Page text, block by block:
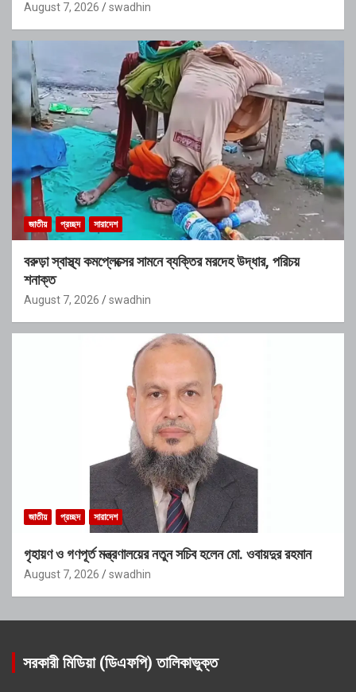
August 7, 2026 swadhin
জাতীয় প্রচ্ছদ সারাদেশ
বরুড়া স্বাস্থ্য কমপ্লেক্সের সামনে ব্যক্তির মরদেহ উদ্ধার, পরিচয়
শনাক্ত
August 7, 2026 swadhin
জাতীয় প্রচ্ছদ সারাদেশ
গৃহায়ণ ও গণপূর্ত মন্ত্রণালয়ের নতুন সচিব হলেন মো. ওবায়দুর রহমান
August 7, 2026 swadhin
সরকারী মিডিয়া (ডিএফপি) তালিকাভুক্ত